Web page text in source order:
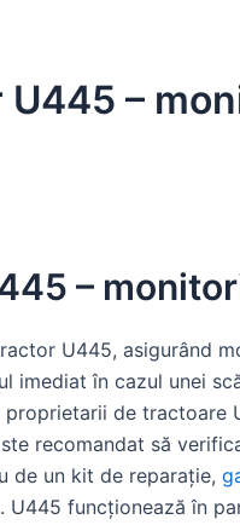
–
–
U445, asigurând
imediat în cazul unei
de tractoare
recomandat să
de un kit de reparație,
funcționează în